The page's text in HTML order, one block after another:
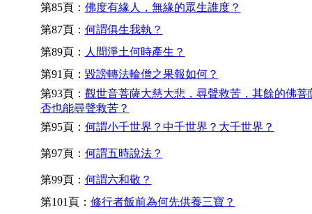
第85頁： 佛度有緣人，無緣的眾生誰度？
第87頁： 何謂俱生我執？
第89頁： 人間淨土何時產生？
第91頁： 毀謗轉法輪僧之果報如何？
第93頁： 觀世音菩薩大慈大悲，尋聲救苦，其餘的佛菩
否也能尋聲救苦？
第95頁： 何謂小千世界？中千世界？大千世界？
第97頁： 何謂五時說法？
第99頁： 何謂六和敬？
第101頁： 修行者飯前為何先供養三寶？